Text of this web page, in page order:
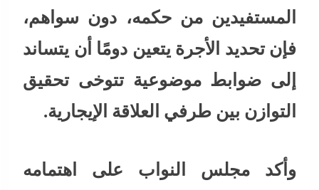
المستفيدين من حكمه، دون سواهم،
فإن تحديد الأجرة يتعين دومًا أن يتساند
إلى ضوابط موضوعية تتوخى تحقيق
التوازن بين طرفي العلاقة الإيجارية.
وأكد مجلس النواب على اهتمامه